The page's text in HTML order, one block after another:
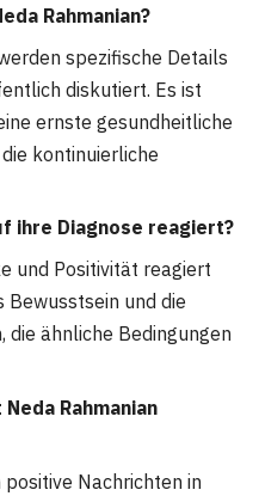
Rahmanian?
spezifische Details
diskutiert. Es ist
ernste gesundheitliche
kontinuierliche
ihre Diagnose reagiert?
und Positivität reagiert
und die
ähnliche Bedingungen
Rahmanian
Nachrichten in